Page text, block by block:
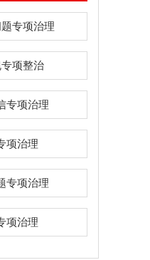
专项治理
项整治
专项治理
项治理
专项治理
项治理